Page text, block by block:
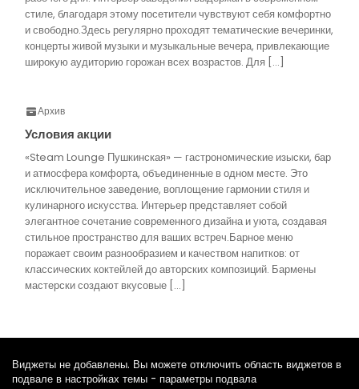
стиле, благодаря этому посетители чувствуют себя комфортно
и свободно.Здесь регулярно проходят тематические вечеринки,
концерты живой музыки и музыкальные вечера, привлекающие
широкую аудиторию горожан всех возрастов. Для […]
Архив
Условия акции
«Steam Lounge Пушкинская» — гастрономические изыски, бар
и атмосфера комфорта, объединенные в одном месте. Это
исключительное заведение, воплощение гармонии стиля и
кулинарного искусства. Интерьер представляет собой
элегантное сочетание современного дизайна и уюта, создавая
стильное пространство для ваших встреч.Барное меню
поражает своим разнообразием и качеством напитков: от
классических коктейлей до авторских композиций. Бармены
мастерски создают вкусовые […]
Виджеты не добавлены. Вы можете отключить область виджетов в
подвале в настройках темы - параметры подвала